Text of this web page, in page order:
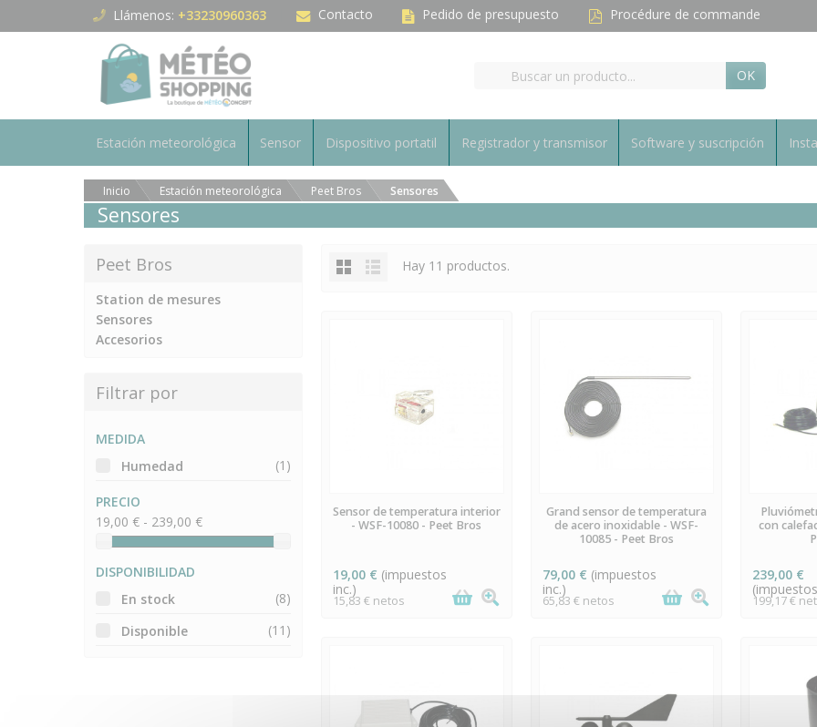
Llámenos: +33230960363 Contacto Pedido de presupuesto Procédure de commande
OK
Estación meteorológica Sensor Dispositivo portatil Registrador y transmisor Software y suscripción
Inicio Estación meteorológica Peet Bros Sensores
Sensores
Peet Bros
Station de mesures
Sensores
Accesorios
Filtrar por
MEDIDA
Humedad
(1)
PRECIO
19,00 € - 239,00 €
DISPONIBILIDAD
En stock
(8)
Disponible
(11)
Hay 11 productos.
ÚLTIMAS UNIDADES EN
STOCK
Sensor de temperatura interior
- WSF-10080 - Peet Bros
19,00 € (impuestos
inc.)
15,83 € netos
ÚLTIMAS UNIDADES EN
STOCK
Grand sensor de temperatura
de acero inoxidable - WSF-
10085 - Peet Bros
79,00 € (impuestos
inc.)
65,83 € netos
con
239,00 €
199,17 €
Panel de gestión de cookies